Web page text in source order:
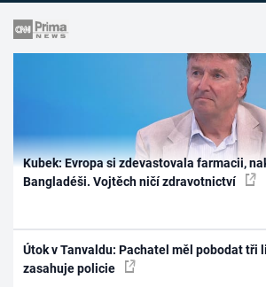
Kubek: Evropa si zdevastovala farmacii,
Bangladéši. Vojtěch ničí zdravotnictví
Útok v Tanvaldu: Pachatel měl pobodat tři
zasahuje policie